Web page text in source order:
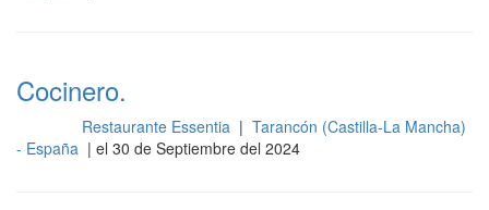
Cocinero.
Restaurante Essentia | Tarancón (Castilla-La Mancha)
- España | el 30 de Septiembre del 2024